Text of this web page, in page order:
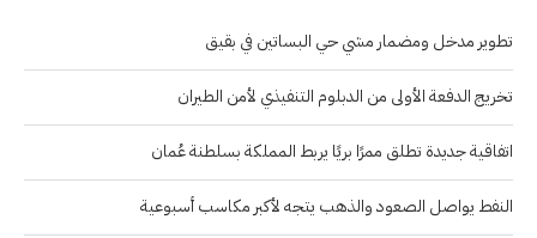
تطوير مدخل ومضمار مشي حي البساتين في بقيق
تخريج الدفعة الأولى من الدبلوم التنفيذي لأمن الطيران
اتفاقية جديدة تطلق ممرًا بريًا يربط المملكة بسلطنة عُمان
النفط يواصل الصعود والذهب يتجه لأكبر مكاسب أسبوعية